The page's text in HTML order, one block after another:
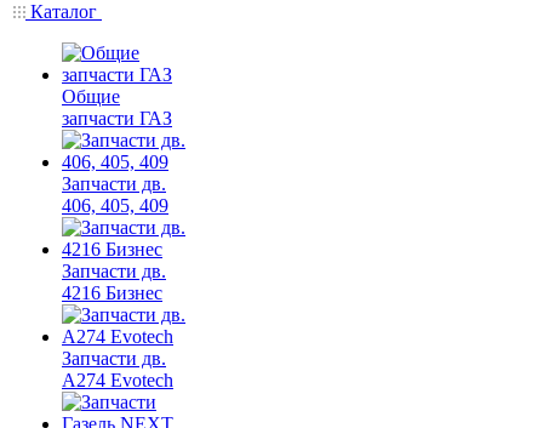
Каталог
Общие
запчасти ГАЗ
Запчасти дв.
406, 405, 409
Запчасти дв.
4216 Бизнес
Запчасти дв.
A274 Evotech